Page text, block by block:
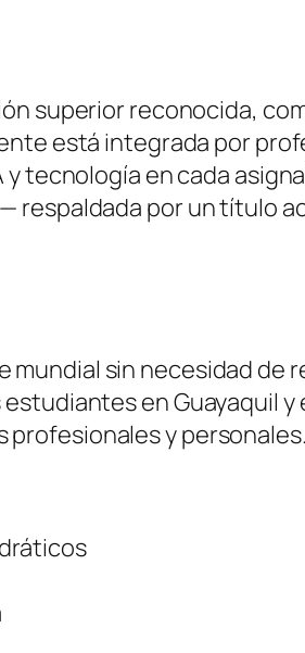
superior reconocida,
está integrada por
tecnología en cada
respaldada por un título
sin necesidad de
en Guayaquil y
profesionales y personales.